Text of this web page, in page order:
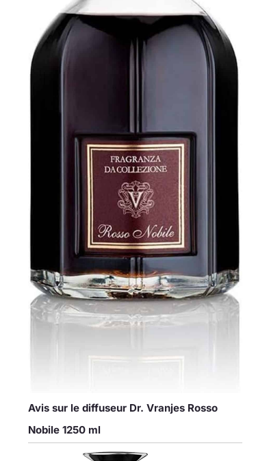
Avis sur le diffuseur Dr. Vranjes Rosso
Nobile 1250 ml